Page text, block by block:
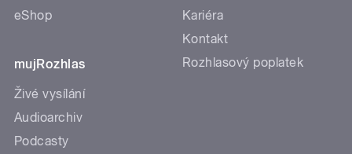
eShop
mujRozhlas
Živé vysílání
Audioarchiv
Podcasty
Kariéra
Kontakt
Rozhlasový poplatek